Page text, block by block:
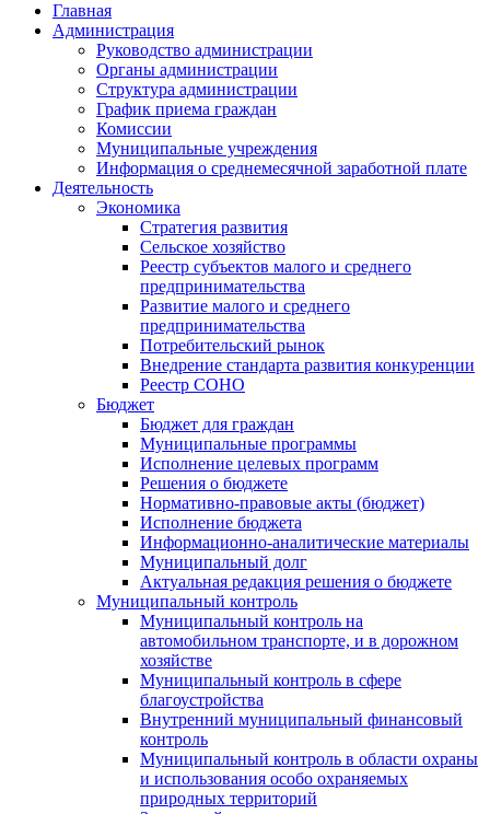
Главная
Администрация
Руководство администрации
Органы администрации
Структура администрации
График приема граждан
Комиссии
Муниципальные учреждения
Информация о среднемесячной заработной плате
Деятельность
Экономика
Стратегия развития
Сельское хозяйство
Реестр субъектов малого и среднего
предпринимательства
Развитие малого и среднего
предпринимательства
Потребительский рынок
Внедрение стандарта развития конкуренции
Реестр СОНО
Бюджет
Бюджет для граждан
Муниципальные программы
Исполнение целевых программ
Решения о бюджете
Нормативно-правовые акты (бюджет)
Исполнение бюджета
Информационно-аналитические материалы
Муниципальный долг
Актуальная редакция решения о бюджете
Муниципальный контроль
Муниципальный контроль на
автомобильном транспорте, и в дорожном
хозяйстве
Муниципальный контроль в сфере
благоустройства
Внутренний муниципальный финансовый
контроль
Муниципальный контроль в области охраны
и использования особо охраняемых
природных территорий